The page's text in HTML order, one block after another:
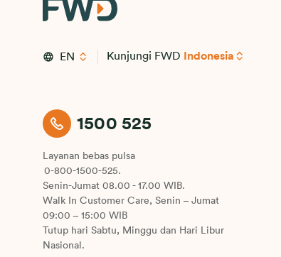
EN Kunjungi FWD Indonesia
1500 525
Layanan bebas pulsa
0-800-1500-525.
Senin-Jumat 08.00 - 17.00 WIB.
Walk In Customer Care, Senin – Jumat
09:00 – 15:00 WIB
Tutup hari Sabtu, Minggu dan Hari Libur
Nasional.